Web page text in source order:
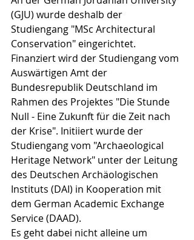
(GJU) wurde deshalb der
Studiengang "MSc Architectural
Conservation" eingerichtet.
Finanziert wird der Studiengang vom
Auswärtigen Amt der
Bundesrepublik Deutschland im
Rahmen des Projektes "Die Stunde
Null - Eine Zukunft für die Zeit nach
der Krise". Initiiert wurde der
Studiengang vom "Archaeological
Heritage Network" unter der Leitung
des Deutschen Archäologischen
Instituts (DAI) in Kooperation mit
dem German Academic Exchange
Service (DAAD).
Es geht dabei nicht alleine um